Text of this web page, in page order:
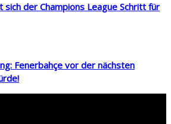
sich der Champions League Schritt für
Fenerbahçe vor der nächsten